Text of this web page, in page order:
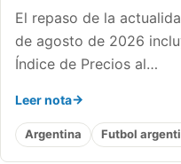
El repaso de la
de agosto de 2026
Índice de Precios al…
Leer nota
Argentina Futbol